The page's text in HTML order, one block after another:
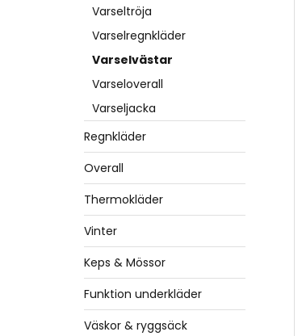
Varseltröja
Varselregnkläder
Varselvästar
Varseloverall
Varseljacka
Regnkläder
Overall
Thermokläder
Vinter
Keps & Mössor
Funktion underkläder
Väskor & ryggsäck